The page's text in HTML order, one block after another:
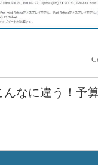
んなに違う！予